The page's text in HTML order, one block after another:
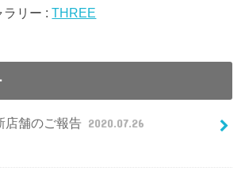
ラリー :THREE
店舗のご報告 2020.07.26